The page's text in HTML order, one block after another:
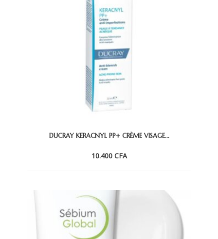
DUCRAY KERACNYL PP+ CRÈME VISAGE...
10.400 CFA